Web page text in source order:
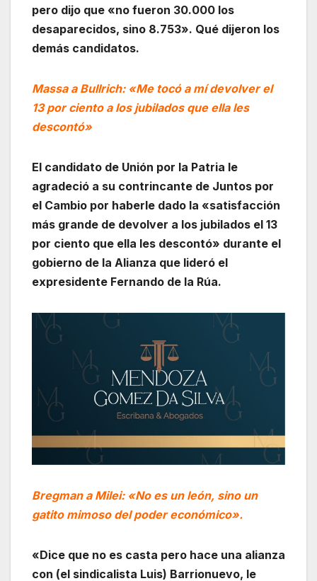
pero dijo que «no fueron 30.000 los
desaparecidos, sino 8.753». Qué dijeron los
demás candidatos.
Massa a Bullrich: «Me tocó a mí devolver el
13 por ciento a los jubilados que ella les
descontó»
El candidato de Unión por la Patria le
agradeció a su contrincante de Juntos por
el Cambio por haberle dado la «satisfacción
más grande de devolver a los jubilados el 13
por ciento que ella les descontó» durante el
gobierno de la Alianza que lideró el
expresidente Fernando de la Rúa.
Bregman a Milei: «No es un león, sino un
gatito mimoso del poder económico».
«Dice que no es casta pero hace una alianza
con (el sindicalista Luis) Barrionuevo, le